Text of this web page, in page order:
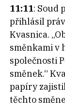
11:11: Soud
přihlásil
Kvasnica.
směnkami v
společnosti
směnek.“
papíry
těchto